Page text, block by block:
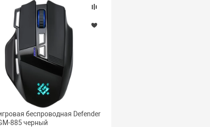
беспроводная Defender
885 черный